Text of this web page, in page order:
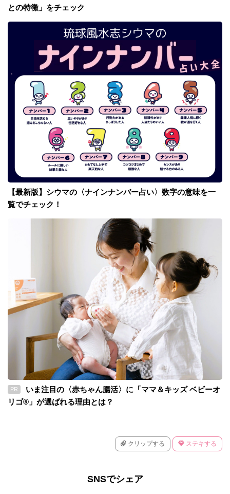
との特徴」をチェック
【最新版】シウマの〈ナインナンバー占い〉数字の意味を一
覧でチェック！
PR
いま注目の〈赤ちゃん腸活〉に「ママ＆キッズ ベビーオ
リゴ®」が選ばれる理由とは？
クリップする ステキする
SNSでシェア